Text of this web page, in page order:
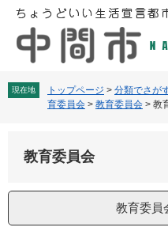
へ
現在地 トップページ > 分類でさが
育委員会 > 教育委員会 > 教
教育委員会
教育委員